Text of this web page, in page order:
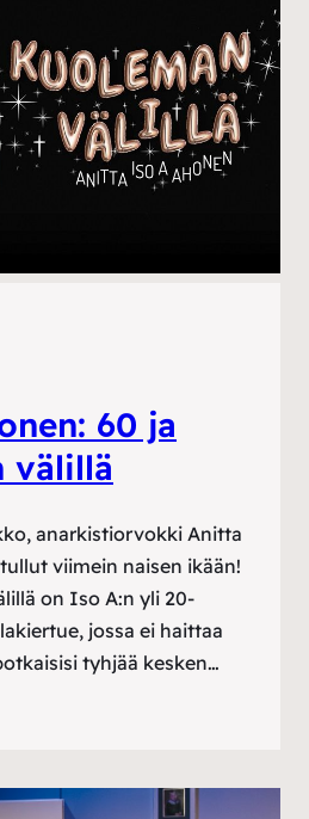
60 ja
välillä
anarkistiorvokki Anitta
viimein naisen ikään!
on Iso A:n yli 20-
jossa ei haittaa
tyhjää kesken…